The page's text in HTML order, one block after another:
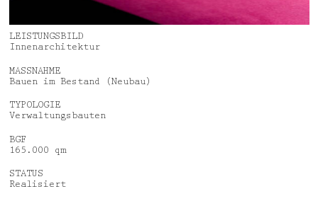
Medien, Vorträge & Dialog
Deutsch
LEISTUNGSBILD
Innenarchitektur
MASSNAHME
Bauen im Bestand (Neubau)
TYPOLOGIE
Verwaltungsbauten
BGF
165.000 qm
STATUS
Realisiert